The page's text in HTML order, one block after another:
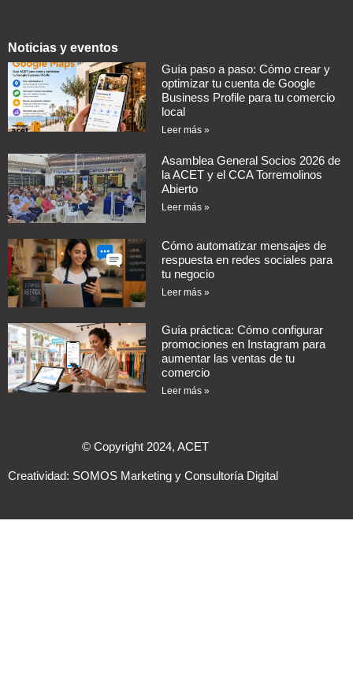
Noticias y eventos
Guía paso a paso: Cómo crear y
optimizar tu cuenta de Google
Business Profile para tu comercio
local
Leer más »
Asamblea General Socios 2026 de
la ACET y el CCA Torremolinos
Abierto
Leer más »
Cómo automatizar mensajes de
respuesta en redes sociales para
tu negocio
Leer más »
Guía práctica: Cómo configurar
promociones en Instagram para
aumentar las ventas de tu
comercio
Leer más »
© Copyright 2024, ACET
Creatividad: SOMOS Marketing y Consultoría Digital